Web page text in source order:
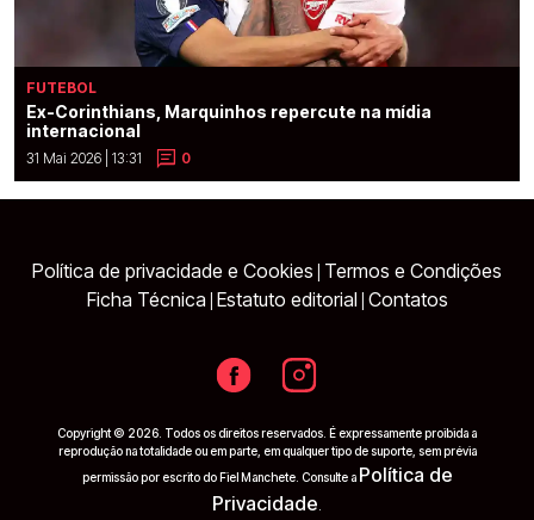
FUTEBOL
Ex-Corinthians, Marquinhos repercute na mídia
internacional
31 Mai 2026 | 13:31 0
Política de privacidade e Cookies Termos e Condições
Ficha Técnica Estatuto editorial Contatos
Copyright © 2026. Todos os direitos reservados. É expressamente proibida a
reprodução na totalidade ou em parte, em qualquer tipo de suporte, sem prévia
permissão por escrito do Fiel Manchete. Consulte a Política de
Privacidade